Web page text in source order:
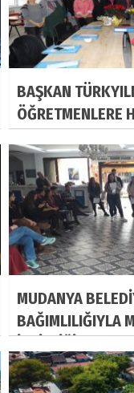
BAŞKAN
ÖĞRETMENLERE
MUDANYA
BAĞIMLILIĞIYLA